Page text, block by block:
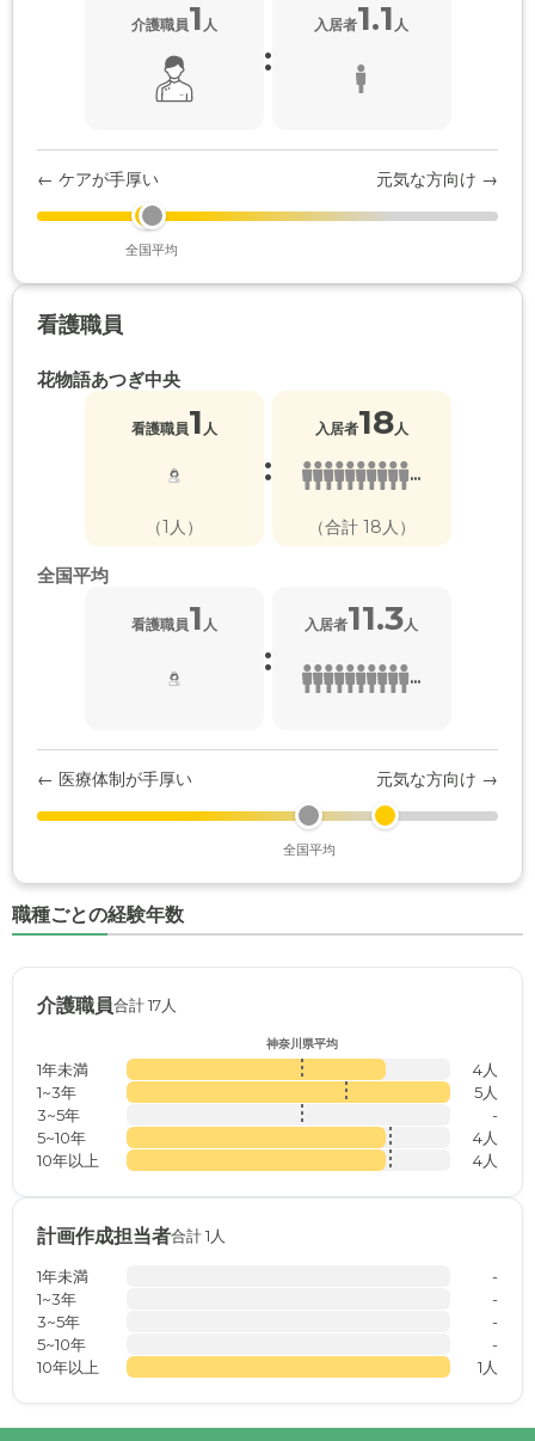
介護職員1 人
:
入居者1.1 人
← ケアが手厚い 元気な方向け →
全国平均
看護職員
花物語あつぎ中央
看護職員1 人
（1人）
:
入居者18人
...
（合計 18人）
全国平均
看護職員1 人
:
入居者11.3 人
...
← 医療体制が手厚い 元気な方向け →
全国平均
職種ごとの経験年数
介護職員合計 17人
神奈川県平均
1年未満
4人
1~3年
5人
3~5年
-
5~10年
4人
10年以上
4人
計画作成担当者合計 1人
1年未満
-
1~3年
-
3~5年
-
5~10年
-
10年以上
1人